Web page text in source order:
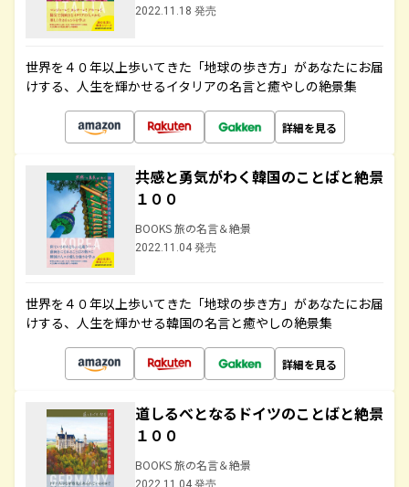
2022.11.18 発売
世界を４０年以上歩いてきた「地球の歩き方」があなたにお届
けする、人生を輝かせるイタリアの名言と癒やしの絶景集
詳細を見る
共感と勇気がわく韓国のことばと絶景
１００
BOOKS 旅の名言＆絶景
2022.11.04 発売
世界を４０年以上歩いてきた「地球の歩き方」があなたにお届
けする、人生を輝かせる韓国の名言と癒やしの絶景集
詳細を見る
道しるべとなるドイツのことばと絶景
１００
BOOKS 旅の名言＆絶景
2022.11.04 発売